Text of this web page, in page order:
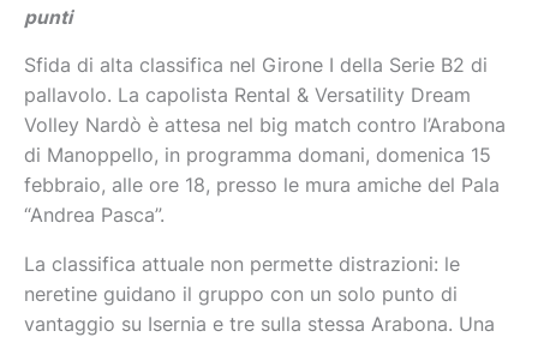
punti
Sfida di alta classifica nel Girone I della Serie B2 di
pallavolo. La capolista Rental & Versatility Dream
Volley Nardò è attesa nel big match contro l’Arabona
di Manoppello, in programma domani, domenica 15
febbraio, alle ore 18, presso le mura amiche del Pala
“Andrea Pasca”.
La classifica attuale non permette distrazioni: le
neretine guidano il gruppo con un solo punto di
vantaggio su Isernia e tre sulla stessa Arabona. Una